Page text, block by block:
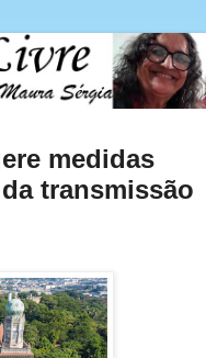
medidas
transmissão